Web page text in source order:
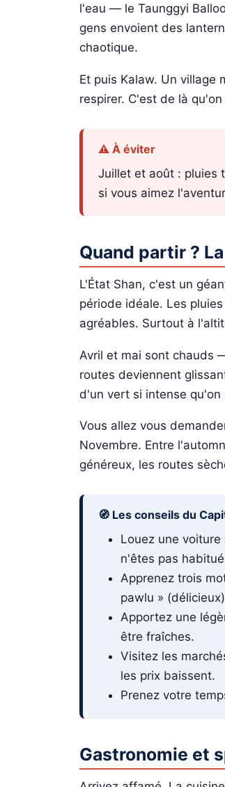
l'eau — le Taunggyi
gens envoient des
chaotique.
Et puis Kalaw. Un village
respirer. C'est de là
⚠️ À éviter
Juillet et août : pluies
si vous aimez
Quand partir ?
L'État Shan, c'est un
période idéale. Les
agréables. Surtout à
Avril et mai sont chauds
routes deviennent
d'un vert si intense
Vous allez vous
Novembre. Entre
généreux, les routes
🧭 Les conseils du
Louez une
n'êtes pas
Apprenez trois
pawlu »
Apportez une
être fraîches.
Visitez les
les prix baissent.
Prenez votre
Gastronomie et